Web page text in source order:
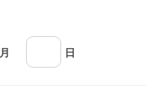
月 日